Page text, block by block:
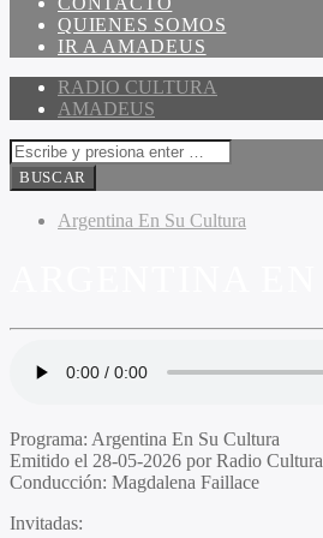
QUIENES SOMOS
IR A AMADEUS
RADIO CULTURA
AMADEUS
Argentina En Su Cultura
Programa: Argentina En Su Cultura
Emitido el 28-05-2026 por Radio Cultura
Conducción: Magdalena Faillace
Invitadas: